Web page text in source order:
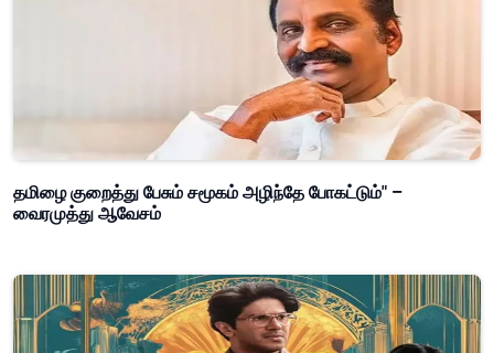
தமிழை குறைத்து பேசும் சமூகம் அழிந்தே போகட்டும்" –
வைரமுத்து ஆவேசம்